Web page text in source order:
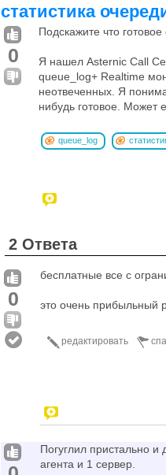
статистика
0
Подскажите что
Я нашел Asternic Call
queue_log+ Realtime
неотвеченных. Я
нибудь готовое. Может
queue_log
2 Ответа
0
бесплатные все с
это очень прибыльный
редактировать
Погуглил пристально и
агента и 1 сервер.